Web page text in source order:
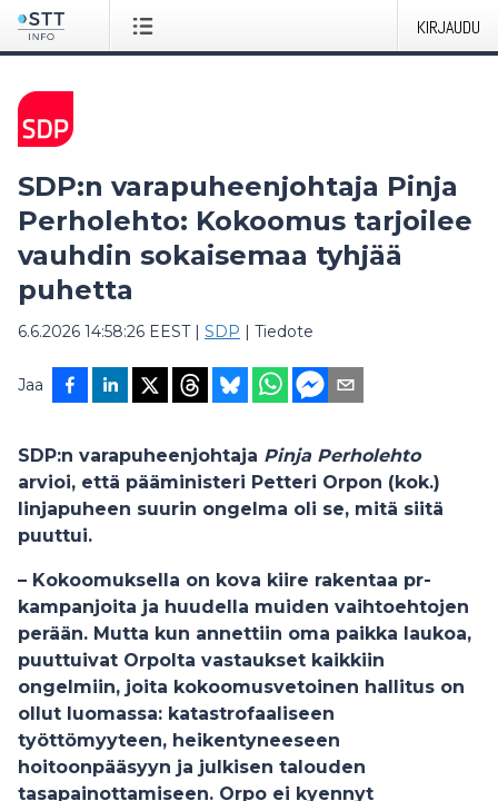
KIRJAUDU
SDP:n varapuheenjohtaja Pinja
Perholehto: Kokoomus tarjoilee
vauhdin sokaisemaa tyhjää
puhetta
6.6.2026 14:58:26 EEST| SDP | Tiedote
Jaa
SDP:n varapuheenjohtaja Pinja Perholehto
arvioi, että pääministeri Petteri Orpon (kok.)
linjapuheen suurin ongelma oli se, mitä siitä
puuttui.
– Kokoomuksella on kova kiire rakentaa pr-
kampanjoita ja huudella muiden vaihtoehtojen
perään. Mutta kun annettiin oma paikka laukoa,
puuttuivat Orpolta vastaukset kaikkiin
ongelmiin, joita kokoomusvetoinen hallitus on
ollut luomassa: katastrofaaliseen
työttömyyteen, heikentyneeseen
hoitoonpääsyyn ja julkisen talouden
tasapainottamiseen. Orpo ei kyennyt